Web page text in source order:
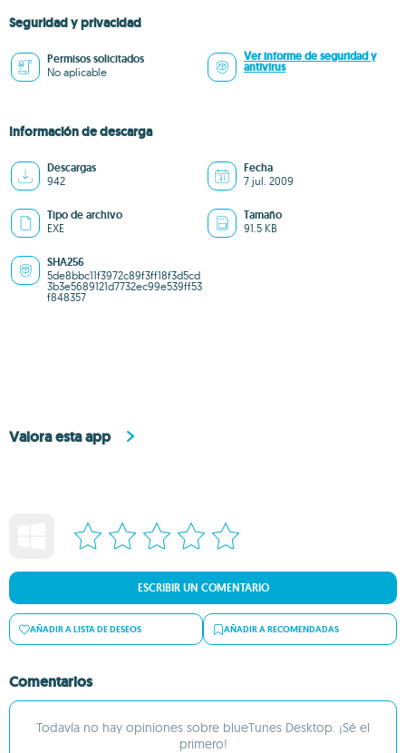
Seguridad y privacidad
Permisos solicitados
No aplicable
Ver informe de seguridad y
antivirus
Información de descarga
Descargas
942
Fecha
7 jul. 2009
Tipo de archivo
EXE
Tamaño
91.5 KB
SHA256
5de8bbc11f3972c89f3ff18f3d5cd
3b3e5689121d7732ec99e539ff53
f848357
Valora esta app
ESCRIBIR UN COMENTARIO
AÑADIR A LISTA DE DESEOS AÑADIR A RECOMENDADAS
Comentarios
Todavía no hay opiniones sobre blueTunes Desktop. ¡Sé el
primero!